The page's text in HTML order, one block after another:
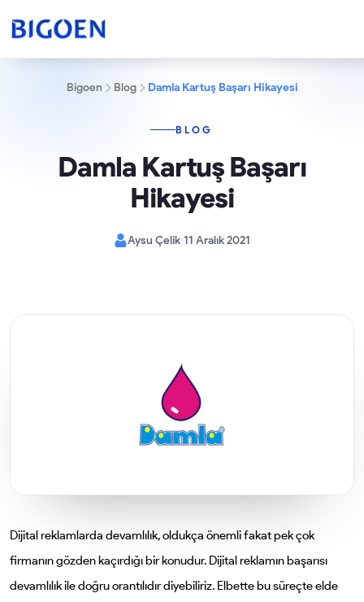
Bigoen Blog Damla Kartuş Başarı Hikayesi
BLOG
Damla Kartuş Başarı
Hikayesi
Aysu Çelik 11 Aralık 2021
Dijital reklamlarda devamlılık, oldukça önemli fakat pek çok
firmanın gözden kaçırdığı bir konudur. Dijital reklamın başarısı
devamlılık ile doğru orantılıdır diyebiliriz. Elbette bu süreçte elde